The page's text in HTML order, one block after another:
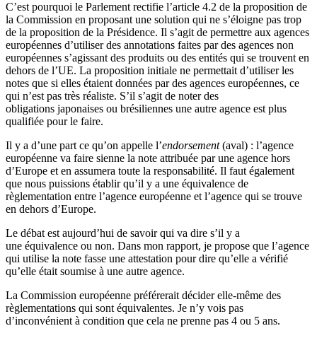
C’est pourquoi le Parlement rectifie l’article 4.2 de la proposition de
la Commission en proposant une solution qui ne s’éloigne pas trop
de la proposition de la Présidence. Il s’agit de permettre aux agences
européennes d’utiliser des annotations faites par des agences non
européennes s’agissant des produits ou des entités qui se trouvent en
dehors de l’UE. La proposition initiale ne permettait d’utiliser les
notes que si elles étaient données par des agences européennes, ce
qui n’est pas très réaliste. S’il s’agit de noter des
obligations japonaises ou brésiliennes une autre agence est plus
qualifiée pour le faire.
Il y a d’une part ce qu’on appelle l’endorsement(aval) : l’agence
européenne va faire sienne la note attribuée par une agence hors
d’Europe et en assumera toute la responsabilité. Il faut également
que nous puissions établir qu’il y a une équivalence de
règlementation entre l’agence européenne et l’agence qui se trouve
en dehors d’Europe.
Le débat est aujourd’hui de savoir qui va dire s’il y a
une équivalence ou non. Dans mon rapport, je propose que l’agence
qui utilise la note fasse une attestation pour dire qu’elle a vérifié
qu’elle était soumise à une autre agence.
La Commission européenne préférerait décider elle-même des
règlementations qui sont équivalentes. Je n’y vois pas
d’inconvénient à condition que cela ne prenne pas 4 ou 5 ans.